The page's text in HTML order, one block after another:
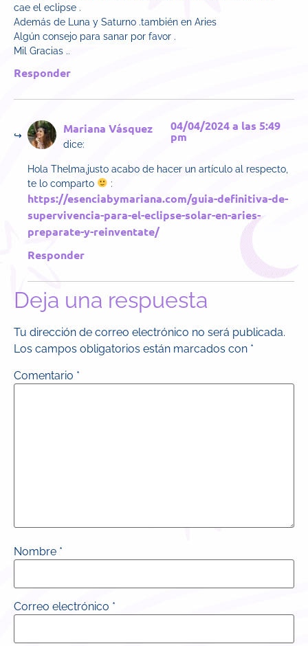
cae el eclipse .
Además de Luna y Saturno .también en Aries
Algún consejo para sanar por favor .
Mil Gracias ..
Responder
Mariana Vásquez
dice:
04/04/2024 a las 5:49
pm
Hola Thelma,justo acabo de hacer un artículo al respecto,
te lo comparto
:
https://esenciabymariana.com/guia-definitiva-de-
supervivencia-para-el-eclipse-solar-en-aries-
preparate-y-reinventate/
Responder
Deja una respuesta
Tu dirección de correo electrónico no será publicada.
Los campos obligatorios están marcados con *
Comentario *
Nombre *
Correo electrónico *